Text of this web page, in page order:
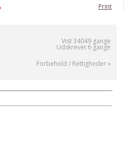
Print
Vist 34049 gange
Udskrevet 6 gange
Forbehold / Rettigheder »